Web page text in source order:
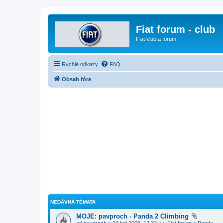
Fiat forum - club
Fiat klub a forum.
Rychlé odkazy FAQ
Obsah fóra
NEDÁVNÁ TÉMATA
MOJE: pavproch - Panda 2 Climbing